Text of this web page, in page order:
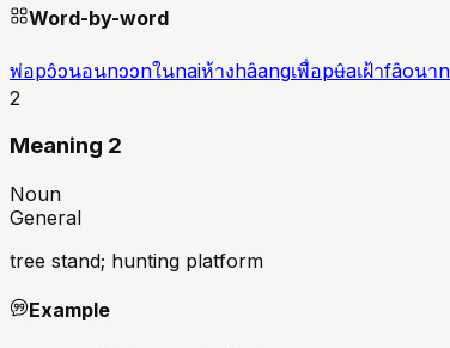
Word-by-word
พ่อpɔ̂ɔนอนnɔɔnในnaiห้างhâangเพื่อpʉ̂aเฝ้าfâoนา
2
Meaning 2
Noun
General
tree stand; hunting platform
Example